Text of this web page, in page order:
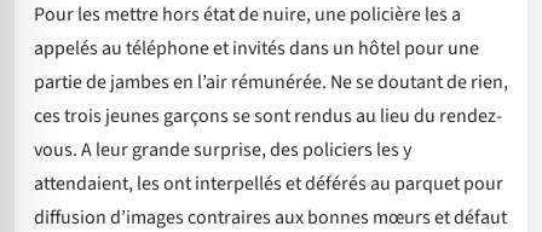
Pour les mettre hors état de nuire, une policière les a
appelés au téléphone et invités dans un hôtel pour une
partie de jambes en l’air rémunérée. Ne se doutant de rien,
ces trois jeunes garçons se sont rendus au lieu du rendez-
vous. A leur grande surprise, des policiers les y
attendaient, les ont interpellés et déférés au parquet pour
diffusion d’images contraires aux bonnes mœurs et défaut